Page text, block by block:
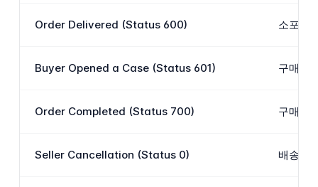
Order Delivered (Status 600) 소포가
Buyer Opened a Case (Status 601) 구매자
Order Completed (Status 700) 구매자
Seller Cancellation (Status 0) 배송 전